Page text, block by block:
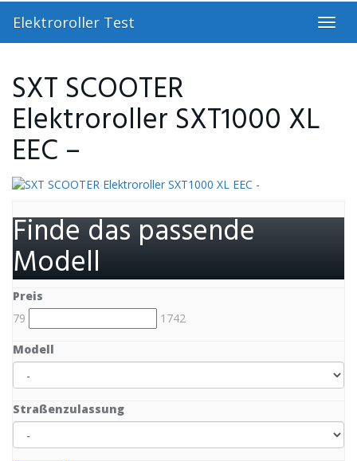
Skip
Elektroroller Test
SXT SCOOTER
Elektroroller SXT1000 XL
EEC –
Finde das passende
Modell
Preis
79
1742
Modell
Straßenzulassung